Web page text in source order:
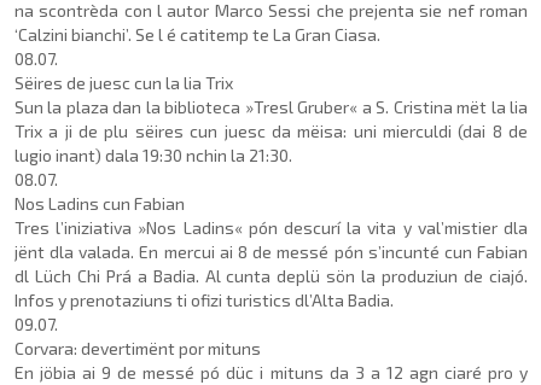
na scontrèda con l autor Marco Sessi che pre­jenta sie nef roman
‘Calzini bianchi’. Se l é catitemp te La Gran Ciasa.
08.07.
Sëires de juesc cun la lia Trix
Sun la plaza dan la biblioteca »Tresl Gruber« a S. Cristina mët la lia
Trix a ji de plu sëires cun juesc da mëisa: uni mier­culdi (dai 8 de
lugio inant) dala 19:30 nchin la 21:30.
08.07.
Nos Ladins cun Fabian
Tres l’iniziativa »Nos Ladins« pón descurí la vita y val’mistier dla
jënt dla valada. En mercui ai 8 de messé pón s’incunté cun Fabian
dl Lüch Chi Prá a Badia. Al cunta deplü sön la produziun de ciajó.
Infos y prenotaziuns ti ofizi turistics dl’Alta Badia.
09.07.
Corvara: devertimënt por mituns
En jöbia ai 9 de messé pó düc i mituns da 3 a 12 agn ciaré pro y